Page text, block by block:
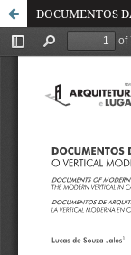
DOCUMENTOS